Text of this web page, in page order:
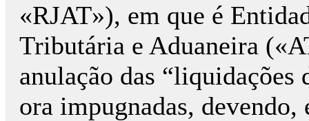
«RJAT»), em que é
Tributária e Aduaneira
anulação das
ora impugnadas,